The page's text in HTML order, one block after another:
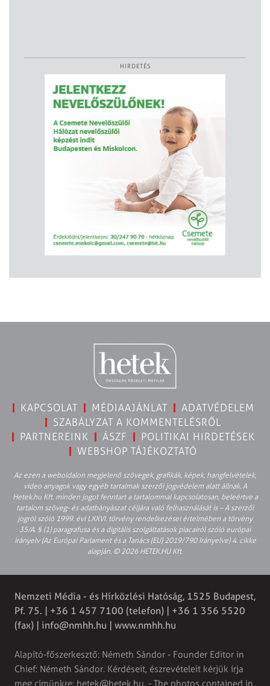
HIRDETÉS
KAPCSOLAT MÉDIAAJÁNLAT
ADATVÉDELEM
SZABÁLYZAT A KOMMENTELÉSRŐL
PARTNEREINK
ÁSZF
POLITIKAI HIRDETÉSEK
WEBSHOP TÁJÉKOZTATÓ
Az ezen a weboldalon megjelenő szövegek, grafikák, képek, hangfelvételek,
video anyagok vagy egyéb tartalmak szerzői jogvédelem alatt állnak. A
Hetek.hu Kft. minden jogot fenntart a tartalommal kapcsolatosan, beleértve a
tartalom szöveg- és adatbányászat céljára való felhasználását is – A szerzői
jogról szóló 1999. évi LXXVI. törvény rendelkezései értelmében a törvény
35/A. § (1) paragrafusa és a digitális szolgáltatások piacairól szóló európai
irányelv (Az Európai Parlament és a Tanács (EU) 2019/790 Irányelve) 4. cikke
alapján. © 2026 HETEK.HU Kft.
Nemzeti Média - és Hírközlési Hatóság, 1525 Budapest,
Pf. 75. | +36 1 457 7100 (telefon) | +36 1 356 5520
(fax) | info@nmhh.hu | www.nmhh.hu
Alapító-főszerkesztő: Németh Sándor - Founder Editor in
Chief: Németh Sándor. Kérdéseit, észrevételeit kérjük írja
meg címünkre: hetek@hetek.hu. - The photos contained in